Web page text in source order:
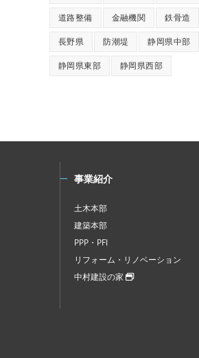
道路整備 金融機関 鉄骨造
長野県 防潮堤 静岡県中部
静岡県東部 静岡県西部
事業紹介
土木本部
建築本部
PPP・PFI
リフォーム・リノベーション
中村建設の家